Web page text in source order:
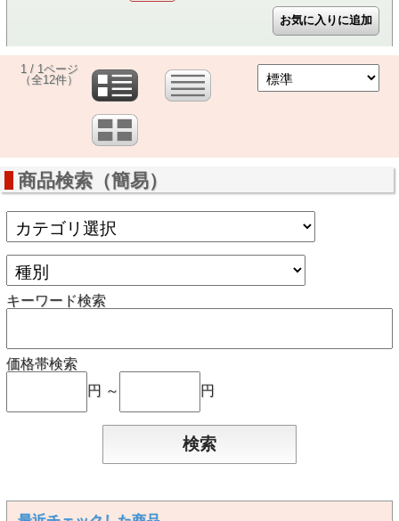
1 / 1ページ
（全12件）
商品検索（簡易）
キーワード検索
価格帯検索
円 ～
円